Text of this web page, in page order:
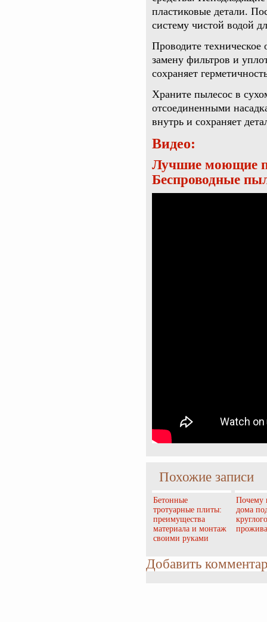
пластиковые детали.
систему чистой водой
Проводите
замену фильтров и
сохраняет
Храните пылесос в
отсоединенными
внутрь и сохраняет
Видео:
Лучшие моющие
Беспроводные
Похожие записи
Бетонные
тротуарные плиты:
преимущества
материала и монтаж
своими руками
Почему
дома
Добавить